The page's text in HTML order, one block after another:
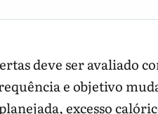
deve ser avaliado
e objetivo
excesso